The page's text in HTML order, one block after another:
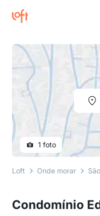
Condomínio
1 foto
Loft Onde morar